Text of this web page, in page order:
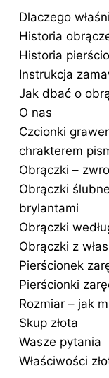
Dlaczego
Historia
Historia
Instrukcja
Jak dbać o
O nas
Czcionki
chrakterem
Obrączki –
Obrączki
brylantami
Obrączki
Obrączki z
Pierścionek
Pierścionki
Rozmiar – jak
Skup złota
Wasze pytania
Właściwości